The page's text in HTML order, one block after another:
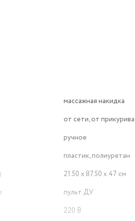
массажная накидка
от сети, от
ручное
пластик, полиуретан
21.50 х 87.50 х 47 см
пульт ДУ
220 В